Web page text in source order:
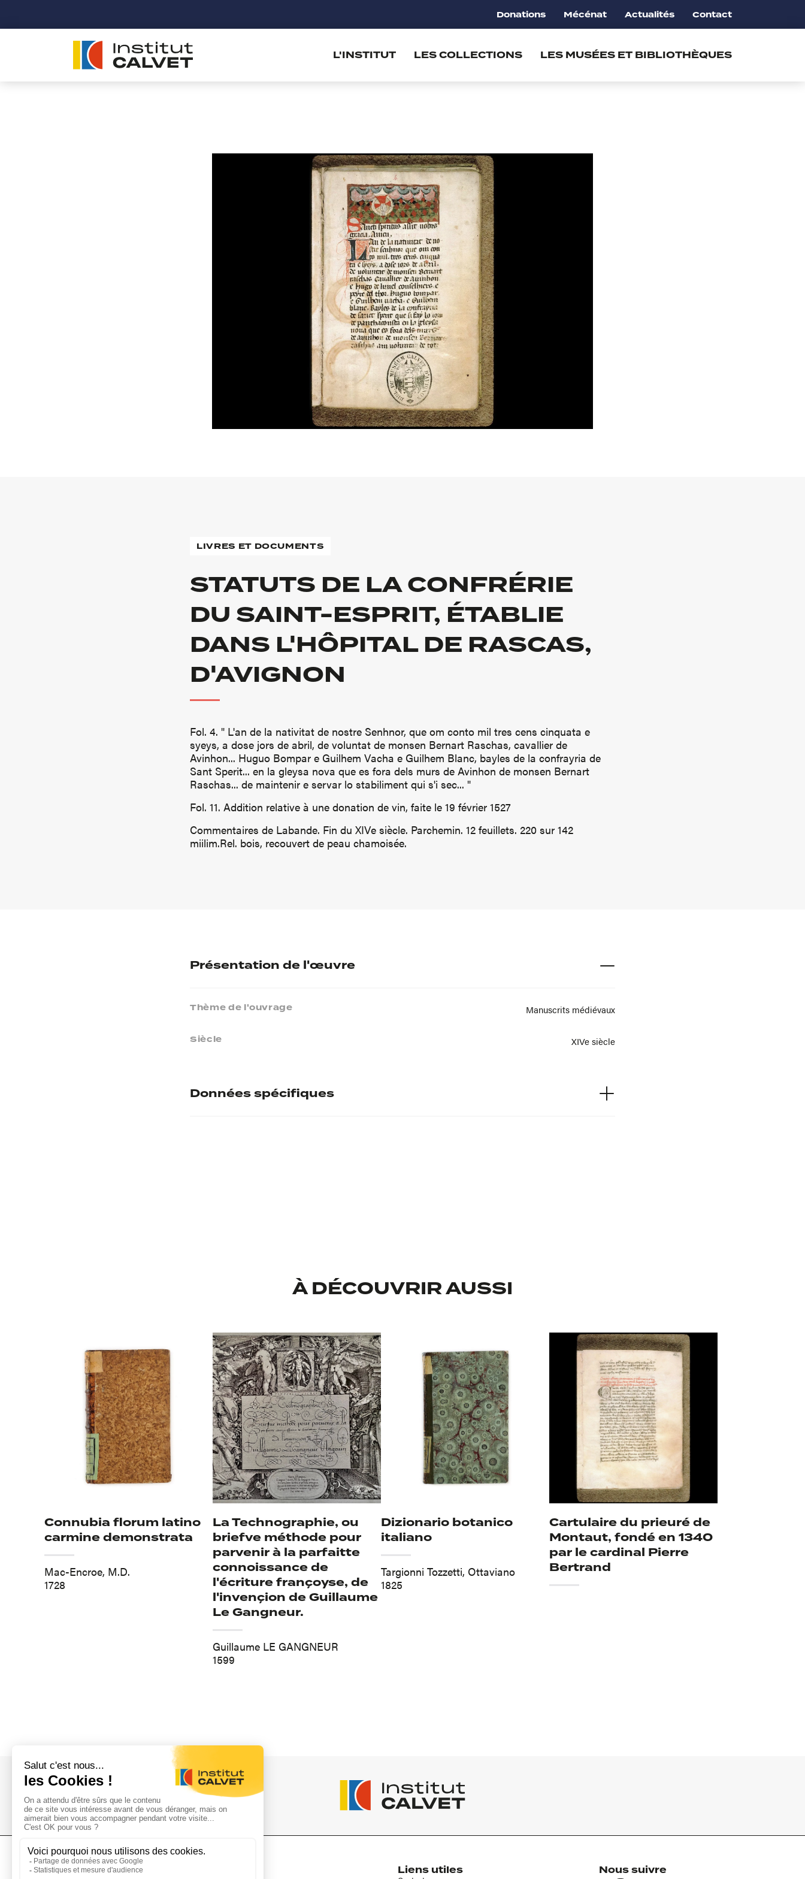
Donations Mécénat Actualités Contact
L'INSTITUT LES COLLECTIONS LES MUSÉES ET BIBLIOTHÈQUES
LIVRES ET DOCUMENTS
STATUTS DE LA CONFRÉRIE
DU SAINT-ESPRIT, ÉTABLIE
DANS L'HÔPITAL DE RASCAS,
D'AVIGNON
Fol. 4. " L'an de la nativitat de nostre Senhnor, que om conto mil tres cens cinquata e
syeys, a dose jors de abril, de voluntat de monsen Bernart Raschas, cavallier de
Avinhon... Huguo Bompar e Guilhem Vacha e Guilhem Blanc, bayles de la confrayria de
Sant Sperit... en la gleysa nova que es fora dels murs de Avinhon de monsen Bernart
Raschas... de maintenir e servar lo stabiliment qui s'i sec... "
Fol. 11. Addition relative à une donation de vin, faite le 19 février 1527
Commentaires de Labande. Fin du XIVe siècle. Parchemin. 12 feuillets. 220 sur 142
miilim.Rel. bois, recouvert de peau chamoisée.
Présentation de l'œuvre
Thème de l'ouvrage Manuscrits médiévaux
Siècle XIVe siècle
Données spécifiques
À DÉCOUVRIR AUSSI
Connubia florum latino
carmine demonstrata
Mac-Encroe, M.D.
1728
La Technographie, ou
briefve méthode pour
parvenir à la parfaitte
connoissance de
l'écriture françoyse, de
l'invençion de Guillaume
Le Gangneur.
Guillaume LE GANGNEUR
1599
Dizionario botanico
italiano
Targionni Tozzetti, Ottaviano
1825
Cartulaire du prieuré de
Montaut, fondé en 1340
par le cardinal Pierre
Bertrand
L'Institut Calvet Liens utiles Nous suivre